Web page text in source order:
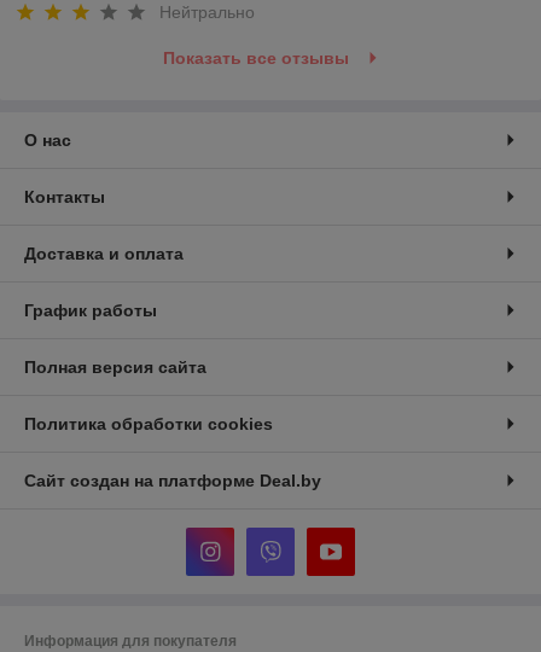
Нейтрально
Показать все отзывы
О нас
Контакты
Доставка и оплата
График работы
Полная версия сайта
Политика обработки cookies
Сайт создан на платформе Deal.by
Информация для покупателя